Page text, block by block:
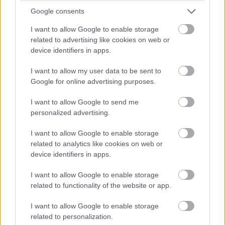
Google consents
I want to allow Google to enable storage
related to advertising like cookies on web or
device identifiers in apps.
I want to allow my user data to be sent to
Google for online advertising purposes.
I want to allow Google to send me
personalized advertising.
I want to allow Google to enable storage
related to analytics like cookies on web or
device identifiers in apps.
I want to allow Google to enable storage
related to functionality of the website or app.
I want to allow Google to enable storage
related to personalization.
megismertem és azt elfogadom.
Sokkal inkább vallástörténeti értekezés, mintsem krimi,
holott utóbbi néha megcsillanó baljós sejtelmessége
kifejezetten jól áll neki. A téma specifikussága először
szembeötlő, ezért az elején nehezen ragadhatja meg a
figyelmét olyasvalakinek, aki nem mozog hasonló
körökben vagy nem érdeklődik az egyházak iránt.
Azonban a kezdeti zavarosságot érdemes átvészelni,
hiszen a gyilkosság részleteivel párhuzamosan fedik fel
elveszettséget, a meghasonulást, a rasszizmust, az
isten és egyház nevében elkövetett bűnök (családon